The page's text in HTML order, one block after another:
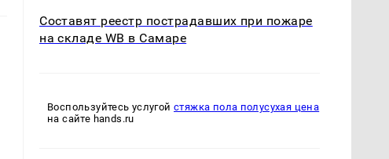
Составят реестр пострадавших при пожаре
на складе WB в Самаре
Воспользуйтесь услугойстяжка пола полусухая цена
на сайте hands.ru